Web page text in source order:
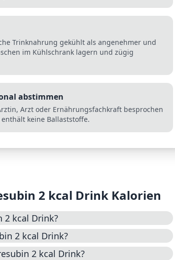
Trinknahrung gekühlt als angenehmer und
im Kühlschrank lagern und zügig
abstimmen
Arzt oder Ernährungsfachkraft besprochen
keine Ballaststoffe.
2 kcal Drink Kalorien
2 kcal Drink?
2 kcal Drink?
2 kcal Drink?